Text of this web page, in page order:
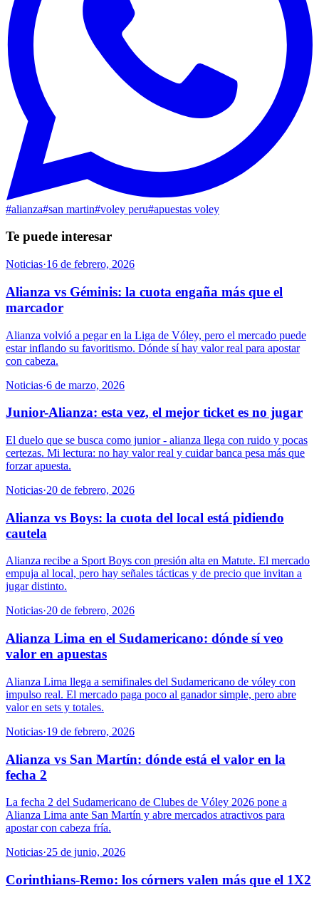
#alianza#san martin#voley peru#apuestas voley
Te puede interesar
Noticias·16 de febrero, 2026
Alianza vs Géminis: la cuota engaña más que el
marcador
Alianza volvió a pegar en la Liga de Vóley, pero el mercado puede
estar inflando su favoritismo. Dónde sí hay valor real para apostar
con cabeza.
Noticias·6 de marzo, 2026
Junior-Alianza: esta vez, el mejor ticket es no jugar
El duelo que se busca como junior - alianza llega con ruido y pocas
certezas. Mi lectura: no hay valor real y cuidar banca pesa más que
forzar apuesta.
Noticias·20 de febrero, 2026
Alianza vs Boys: la cuota del local está pidiendo
cautela
Alianza recibe a Sport Boys con presión alta en Matute. El mercado
empuja al local, pero hay señales tácticas y de precio que invitan a
jugar distinto.
Noticias·20 de febrero, 2026
Alianza Lima en el Sudamericano: dónde sí veo
valor en apuestas
Alianza Lima llega a semifinales del Sudamericano de vóley con
impulso real. El mercado paga poco al ganador simple, pero abre
valor en sets y totales.
Noticias·19 de febrero, 2026
Alianza vs San Martín: dónde está el valor en la
fecha 2
La fecha 2 del Sudamericano de Clubes de Vóley 2026 pone a
Alianza Lima ante San Martín y abre mercados atractivos para
apostar con cabeza fría.
Noticias·25 de junio, 2026
Corinthians-Remo: los córners valen más que el 1X2